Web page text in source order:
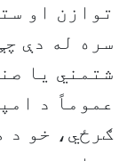
توازن او
سره له دې
شتمني یا
عموماً د
ګرځي، خو د